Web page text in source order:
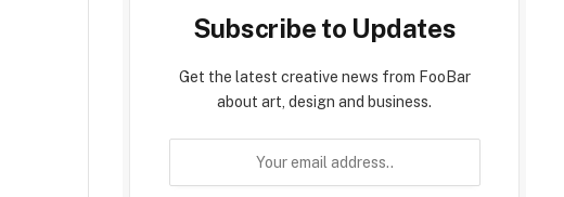
Subscribe to Updates
Get the latest creative news from FooBar
about art, design and business.